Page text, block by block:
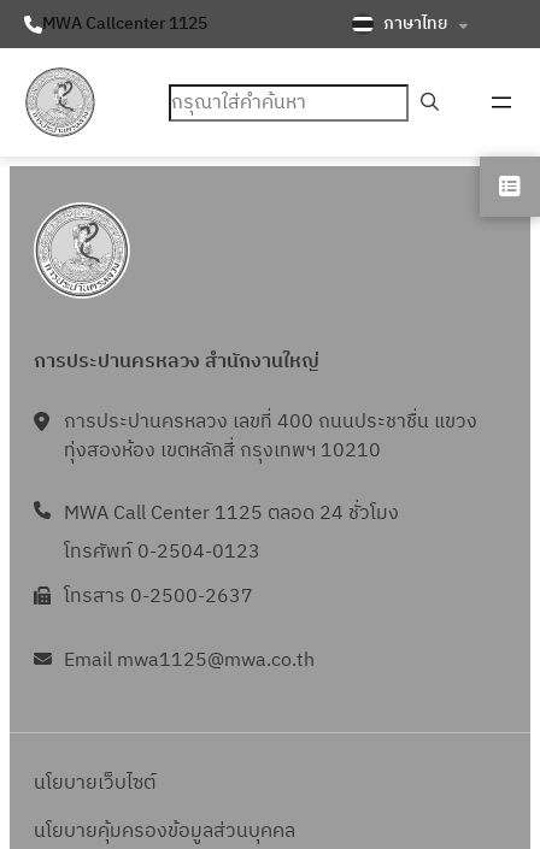
MWA Callcenter 1125 ภาษาไทย
ค้นหา
การประปานครหลวง สำนักงานใหญ่
การประปานครหลวง เลขที่ 400 ถนนประชาชื่น แขวง
ทุ่งสองห้อง เขตหลักสี่ กรุงเทพฯ 10210
MWA Call Center 1125 ตลอด 24 ชั่วโมง
โทรศัพท์ 0-2504-0123
โทรสาร 0-2500-2637
Email mwa1125@mwa.co.th
นโยบายเว็บไซต์
นโยบายคุ้มครองข้อมูลส่วนบุคคล